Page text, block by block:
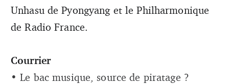
Unhasu de Pyongyang et le Philharmonique
de Radio France.
Courrier
• Le bac musique, source de piratage ?